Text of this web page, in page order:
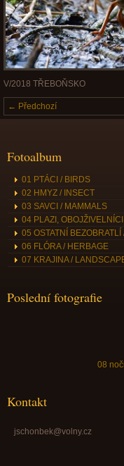
V/2018 TŘEBOŇSKO
← Předchozí
Fotoalbum
01 PTÁCI / BIRDS
02 HMYZ / INSECT
03 SAVCI / MAMMALS
04 PLAZI,
05 OSTATNÍ
06 FLÓRA / HERBAGE
07 KRAJINA /
Poslední fotografie
08
Kontakt
jschonbek@volny.cz